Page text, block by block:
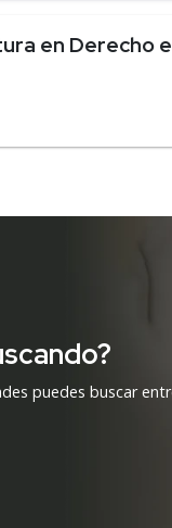
en Derecho
puedes buscar